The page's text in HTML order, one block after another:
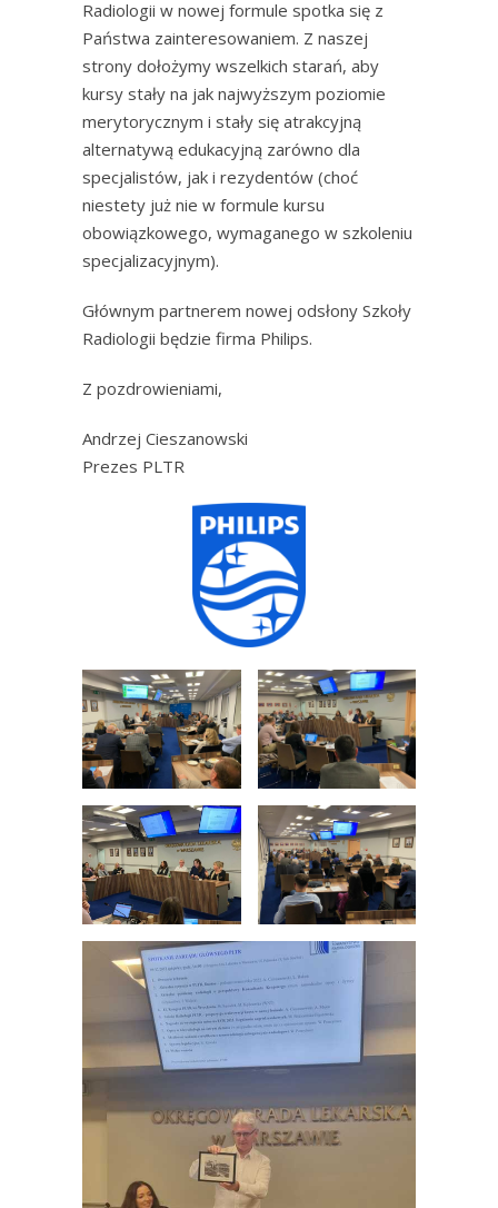
Radiologii w nowej formule spotka się z
Państwa zainteresowaniem. Z naszej
strony dołożymy wszelkich starań, aby
kursy stały na jak najwyższym poziomie
merytorycznym i stały się atrakcyjną
alternatywą edukacyjną zarówno dla
specjalistów, jak i rezydentów (choć
niestety już nie w formule kursu
obowiązkowego, wymaganego w szkoleniu
specjalizacyjnym).
Głównym partnerem nowej odsłony Szkoły
Radiologii będzie firma Philips.
Z pozdrowieniami,
Andrzej Cieszanowski
Prezes PLTR